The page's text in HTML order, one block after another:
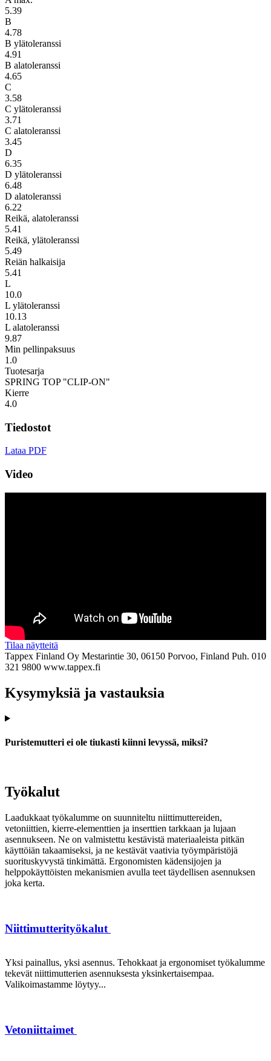
5.39
B
4.78
B ylätoleranssi
4.91
B alatoleranssi
4.65
C
3.58
C ylätoleranssi
3.71
C alatoleranssi
3.45
D
6.35
D ylätoleranssi
6.48
D alatoleranssi
6.22
Reikä, alatoleranssi
5.41
Reikä, ylätoleranssi
5.49
Reiän halkaisija
5.41
L
10.0
L ylätoleranssi
10.13
L alatoleranssi
9.87
Min pellinpaksuus
1.0
Tuotesarja
SPRING TOP "CLIP-ON"
Kierre
4.0
Tiedostot
Lataa PDF
Video
Tilaa näytteitä
Tappex Finland Oy Mestarintie 30, 06150 Porvoo, Finland Puh. 010
321 9800 www.tappex.fi
Kysymyksiä ja vastauksia
Puristemutteri ei ole tiukasti kiinni levyssä, miksi?
Työkalut
Laadukkaat työkalumme on suunniteltu niittimuttereiden,
vetoniittien, kierre-elementtien ja inserttien tarkkaan ja lujaan
asennukseen. Ne on valmistettu kestävistä materiaaleista pitkän
käyttöiän takaamiseksi, ja ne kestävät vaativia työympäristöjä
suorituskyvystä tinkimättä. Ergonomisten kädensijojen ja
helppokäyttöisten mekanismien avulla teet täydellisen asennuksen
joka kerta.
Niittimutterityökalut
Yksi painallus, yksi asennus. Tehokkaat ja ergonomiset työkalumme
tekevät niittimutterien asennuksesta yksinkertaisempaa.
Valikoimastamme löytyy...
Vetoniittaimet